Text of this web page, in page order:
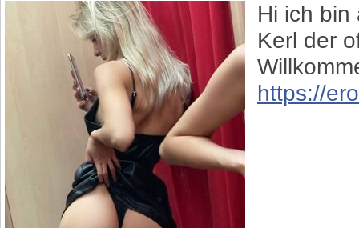
Hi ich bin
Kerl der
https://